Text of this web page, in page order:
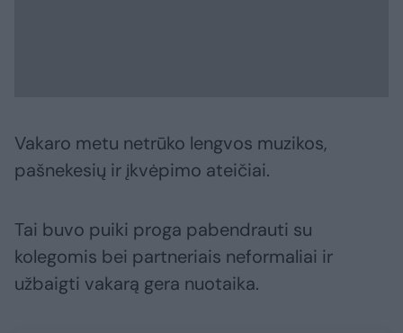
Vakaro metu netrūko lengvos muzikos,
pašnekesių ir įkvėpimo ateičiai.
Tai buvo puiki proga pabendrauti su
kolegomis bei partneriais neformaliai ir
užbaigti vakarą gera nuotaika.